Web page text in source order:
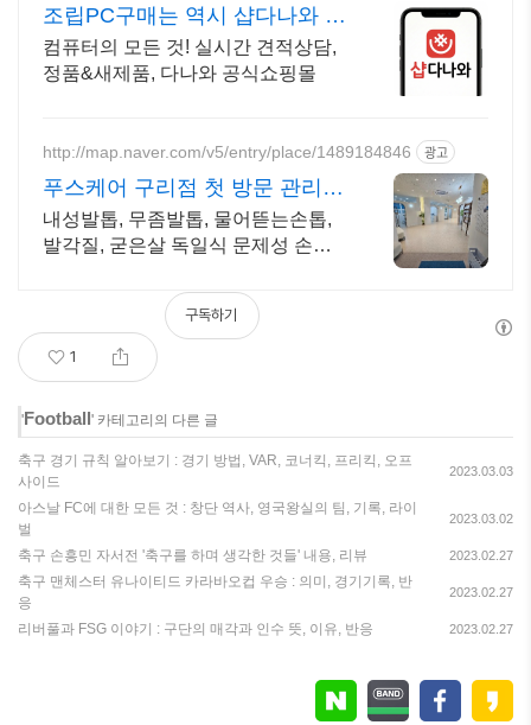
조립PC구매는 역시 샵다나와 인
기 조립PC를 한눈에
컴퓨터의 모든 것! 실시간 견적상담,
정품&새제품, 다나와 공식쇼핑몰
http://map.naver.com/v5/entry/place/1489184846 광고
푸스케어 구리점 첫 방문 관리
10% 할인
내성발톱, 무좀발톱, 물어뜯는손톱,
발각질, 굳은살 독일식 문제성 손발
및 거동이 불편하신 분 누구나 관리
가능/무료주차/무료상담
1
구독하기
'Football' 카테고리의 다른 글
축구 경기 규칙 알아보기 : 경기 방법, VAR, 코너킥, 프리킥, 오프
사이드
2023.03.03
아스날 FC에 대한 모든 것 : 창단 역사, 영국왕실의 팀, 기록, 라이
벌
2023.03.02
축구 손흥민 자서전 '축구를 하며 생각한 것들' 내용, 리뷰 2023.02.27
축구 맨체스터 유나이티드 카라바오컵 우승 : 의미, 경기기록, 반
응
2023.02.27
리버풀과 FSG 이야기 : 구단의 매각과 인수 뜻, 이유, 반응 2023.02.27